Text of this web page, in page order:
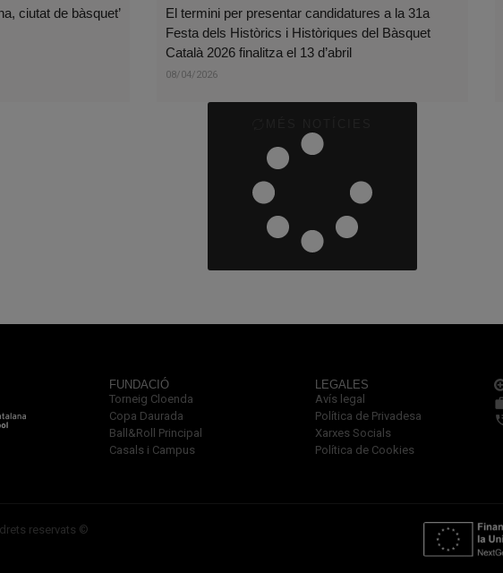
ciutat de bàsquet’
El termini per presentar candidatures a la 31a
Festa dels Històrics i Històriques del Bàsquet
Català 2026 finalitza el 13 d’abril
08/04/2026
FUNDACIÓ
Torneig Cloenda
Copa Daurada
Ball&Roll Principal
Casals i Campus
LEGALES
Avís legal
Política de Privadesa
Xarxes Socials
Política de Cookies
reservats ©